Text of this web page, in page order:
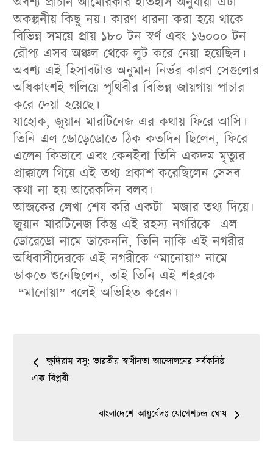
অকল্পনীয় কিছু নয়। কারণ ধারনা করা হয়ে থাকে
বিভিন্ন সময়ে প্রায় ১৮০ টন স্বর্ণ এবং ১৬০০০ টন
রৌপ্য এসব অঞ্চল থেকে লুট করে নেয়া হয়েছিল।
অবশ্য এই হিসাবটাও অনুমান নির্ভর কারণ সেগুলোর
অধিকাংশই গলিয়ে পৃথিবীর বিভিন্ন জায়গায় পাচার
করে দেয়া হয়েছে।
যাহোক, জুয়ান মারটিনেজ এর কথায় ফিরে আসি।
তিনি এল ডোড়েডোতে ঠিক কতদিন ছিলেন, ফিরে
এলেন কিভাবে এবং কেনইবা তিনি একদম মৃত্যুর
প্রাক্কালে গিয়ে এই তথ্য প্রকাশ করেছিলেন সেসব
কথা না হয় আরেকদিন বলব।
আজকের লেখা শেষ করি একটা মজার তথ্য দিয়ে।
জুয়ান মারটিনেজ কিন্তু এই রহস্য নগরিকে এল
ডোরেডো নামে ডাকেননি, তিনি নাকি এই নগরীর
অধিবাসীদেরকে এই নগরীকে “মানোয়া” নামে
ডাকতে শুনেছিলেন, তাই তিনি এই শহরকে
“মানোয়া” বলেই অভিহিত করেন।
Post
navigation
ক্ষুদিরাম বসু: ভারতীয় স্বাধীনতা আন্দোলনের সর্বকনিষ্ঠ
এক বিপ্লবী
বাংলাদেশে আয়ুর্বেদঃ যোগেশচন্দ্র ঘোষ